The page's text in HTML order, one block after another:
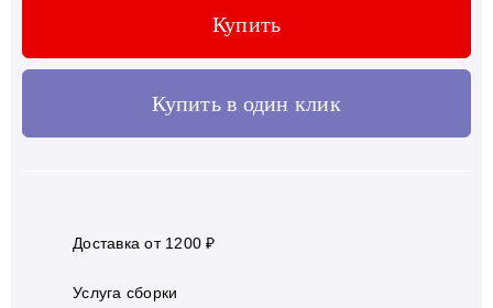
Купить
Купить в один клик
Доставка от 1200 ₽
Услуга сборки